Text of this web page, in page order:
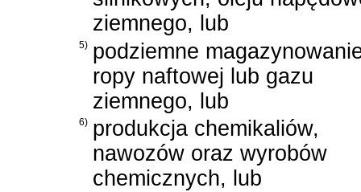
ziemnego, lub
5) podziemne
ropy naftowej lub gazu
ziemnego, lub
6) produkcja chemikaliów,
nawozów oraz wyrobów
chemicznych, lub